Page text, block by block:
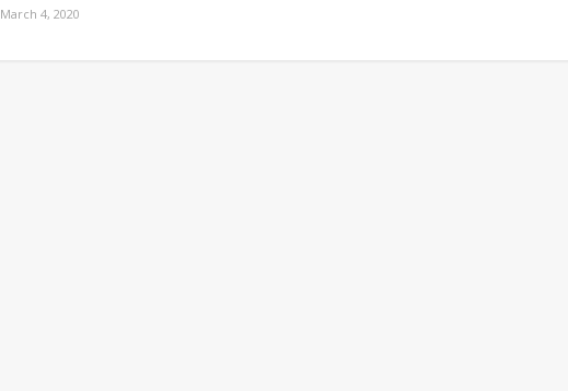
March 4, 2020